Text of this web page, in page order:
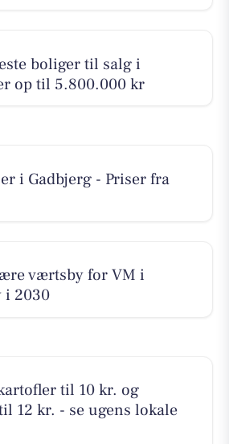
boliger til salg i
op til 5.800.000 kr
i Gadbjerg - Priser fra
værtsby for VM i
i 2030
til 10 kr. og
12 kr. - se ugens lokale